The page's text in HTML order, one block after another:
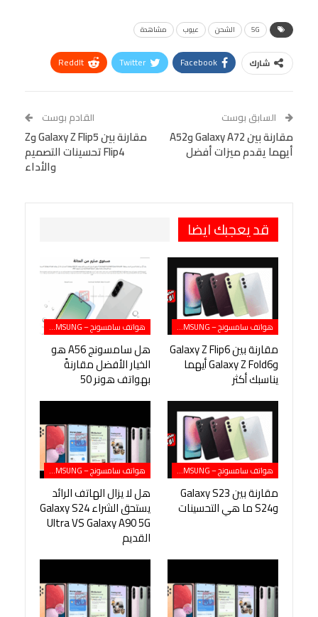
5G الشحن عيوب مشاهدة
شارك Facebook
Twitter
ReddIt
Tumblr
البريد الإلكتروني
StumbleUpon
VK
Digg
LINE
BlackBerry
Viber
السابق بوست
مقارنة بين Galaxy A72 وA52
أيهما يقدم ميزات أفضل
القادم بوست
مقارنة بين Galaxy Z Flip5 وZ
Flip4 تحسينات التصميم
والأداء
قد يعجبك ايضا
هواتف سامسونج – SAMSUNG
مقارنة بين Galaxy Z Flip6
وGalaxy Z Fold6 أيهما
يناسبك أكثر
هواتف سامسونج – SAMSUNG
هل سامسونج A56 هو
الخيار الأفضل مقارنةً
بهواتف هونر 50
هواتف سامسونج – SAMSUNG
مقارنة بين Galaxy S23
وS24 ما هي التحسينات
هواتف سامسونج – SAMSUNG
هل لا يزال الهاتف الرائد
يستحق الشراء Galaxy S24
Ultra VS Galaxy A90 5G
القديم